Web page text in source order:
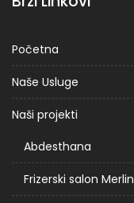
Početna
Naše Usluge
Naši projekti
Abdesthana
Frizerski salon Merlin